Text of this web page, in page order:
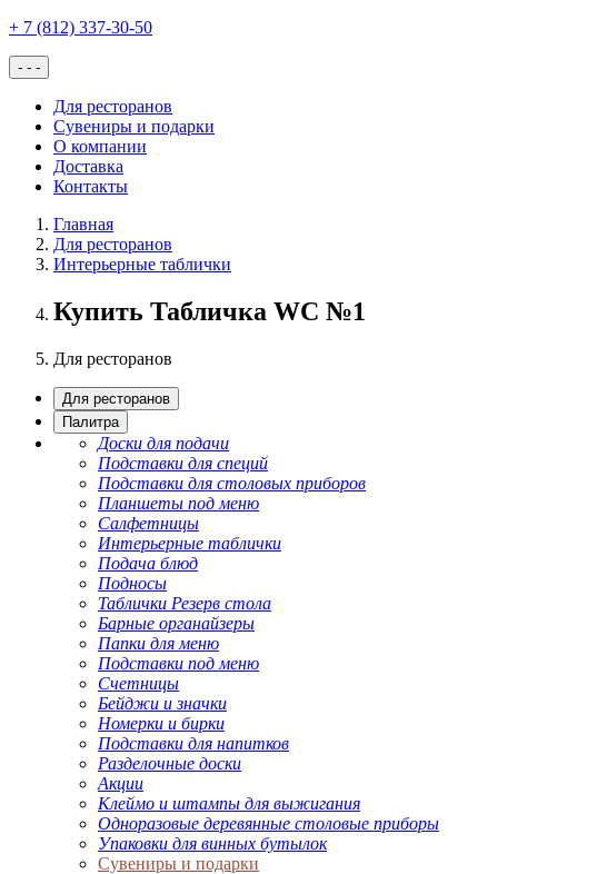
+ 7 (812) 337-30-50
- - -
Для ресторанов
Сувениры и подарки
О компании
Доставка
Контакты
Главная
Для ресторанов
Интерьерные таблички
Купить Табличка WC №1
Для ресторанов
Для ресторанов
Палитра
Доски для подачи
Подставки для специй
Подставки для столовых приборов
Планшеты под меню
Салфетницы
Интерьерные таблички
Подача блюд
Подносы
Таблички Резерв стола
Барные органайзеры
Папки для меню
Подставки под меню
Счетницы
Бейджи и значки
Номерки и бирки
Подставки для напитков
Разделочные доски
Акции
Клеймо и штампы для выжигания
Одноразовые деревянные столовые приборы
Упаковки для винных бутылок
Сувениры и подарки